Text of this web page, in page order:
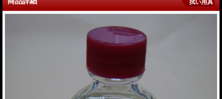
拭い用具